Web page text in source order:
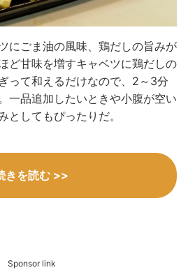
にごま油の風味、鶏だしの旨みが
ど甘味を増すキャベツに鶏だしの
って和えるだけなので、2～3分
一品追加したいときや小腹が空い
としてもぴったりだ。
きを読む >>
Sponsor link